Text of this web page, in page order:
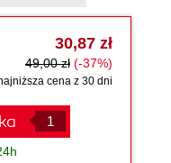
30,87 zł
49,00 zł (-37%)
cena z 30 dni